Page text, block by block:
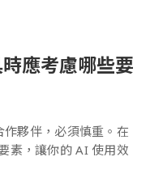
應考慮哪些要
夥伴，必須慎重。在
素，讓你的 AI 使用效